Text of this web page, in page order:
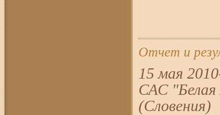
Отчет и
15 мая
САС "Белая
(Словения)